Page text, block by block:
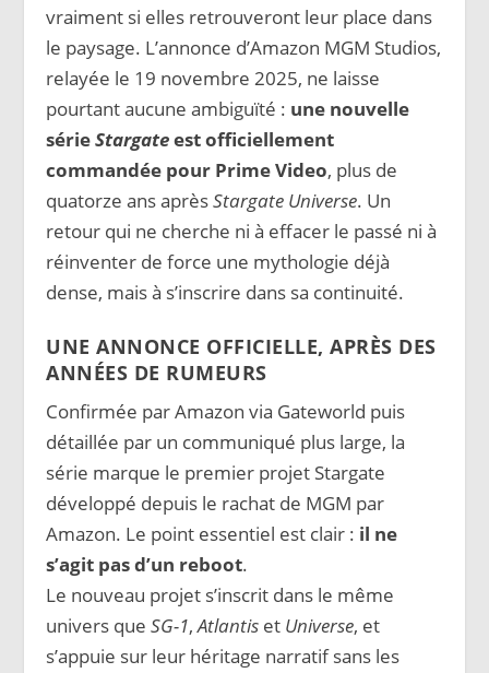
vraiment si elles retrouveront leur place dans
le paysage. L’annonce d’Amazon MGM Studios,
relayée le 19 novembre 2025, ne laisse
pourtant aucune ambiguïté : une nouvelle
sérieStargateest officiellement
commandée pour Prime Video, plus de
quatorze ans aprèsStargate Universe. Un
retour qui ne cherche ni à effacer le passé ni à
réinventer de force une mythologie déjà
dense, mais à s’inscrire dans sa continuité.
UNE ANNONCE OFFICIELLE, APRÈS DES
ANNÉES DE RUMEURS
Confirmée par Amazon via Gateworld puis
détaillée par un communiqué plus large, la
série marque le premier projet Stargate
développé depuis le rachat de MGM par
Amazon. Le point essentiel est clair : il ne
s’agit pas d’un reboot.
Le nouveau projet s’inscrit dans le même
univers queSG-1,Atlantis et Universe, et
s’appuie sur leur héritage narratif sans les